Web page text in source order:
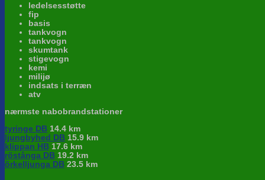
ledelsesstøtte
fip
basis
tankvogn
tankvogn
skumtank
stigevogn
kemi
milijø
indsats i terræn
atv
nærmste nabobrandstationer
tyringe DB 14.4 km
ljungbyhed DB 15.9 km
klippan HB 17.6 km
röstånga DB 19.2 km
örkelljunga DB 23.5 km